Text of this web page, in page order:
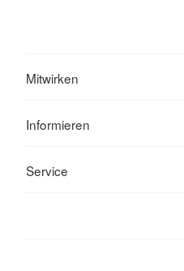
Mitwirken
Informieren
Service